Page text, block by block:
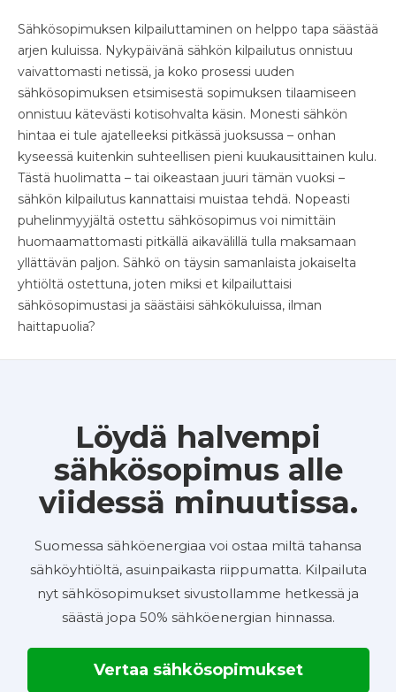
Sähkösopimuksen kilpailuttaminen on helppo tapa säästää
arjen kuluissa. Nykypäivänä sähkön kilpailutus onnistuu
vaivattomasti netissä, ja koko prosessi uuden
sähkösopimuksen etsimisestä sopimuksen tilaamiseen
onnistuu kätevästi kotisohvalta käsin. Monesti sähkön
hintaa ei tule ajatelleeksi pitkässä juoksussa – onhan
kyseessä kuitenkin suhteellisen pieni kuukausittainen kulu.
Tästä huolimatta – tai oikeastaan juuri tämän vuoksi –
sähkön kilpailutus kannattaisi muistaa tehdä. Nopeasti
puhelinmyyjältä ostettu sähkösopimus voi nimittäin
huomaamattomasti pitkällä aikavälillä tulla maksamaan
yllättävän paljon. Sähkö on täysin samanlaista jokaiselta
yhtiöltä ostettuna, joten miksi et kilpailuttaisi
sähkösopimustasi ja säästäisi sähkökuluissa, ilman
haittapuolia?
Löydä halvempi
sähkösopimus alle
viidessä minuutissa.
Suomessa sähköenergiaa voi ostaa miltä tahansa
sähköyhtiöltä, asuinpaikasta riippumatta. Kilpailuta
nyt sähkösopimukset sivustollamme hetkessä ja
säästä jopa 50% sähköenergian hinnassa.
Vertaa sähkösopimukset